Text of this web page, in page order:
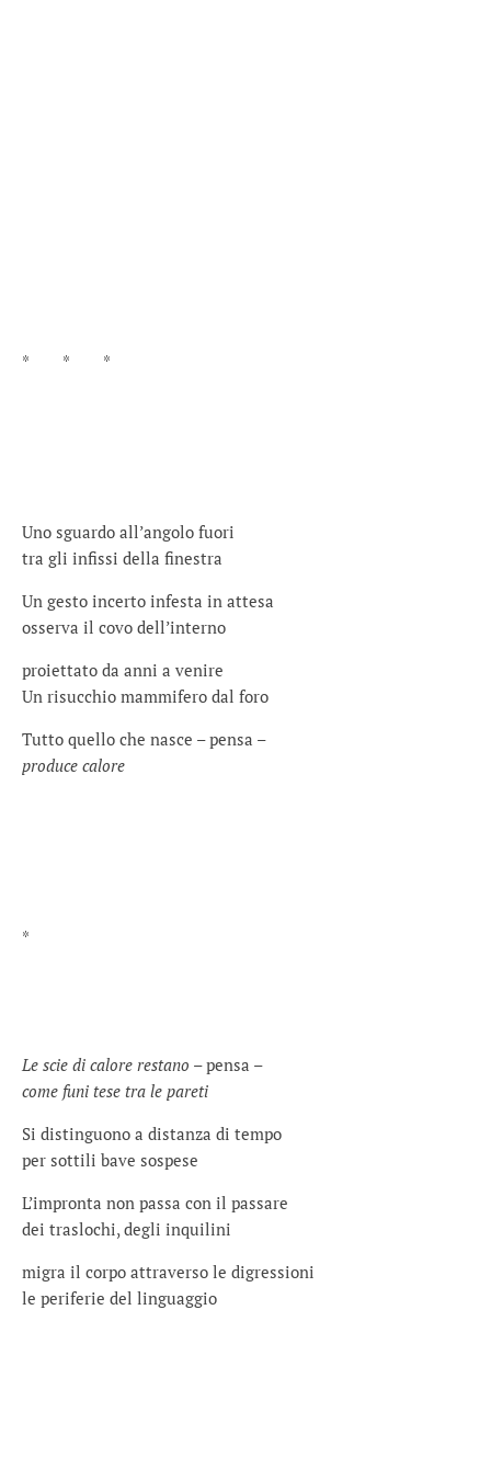
* * *
Uno sguardo all’angolo fuori
tra gli infissi della finestra
Un gesto incerto infesta in attesa
osserva il covo dell’interno
proiettato da anni a venire
Un risucchio mammifero dal foro
Tutto quello che nasce – pensa –
produce calore
*
Le scie di calore restano – pensa –
come funi tese tra le pareti
Si distinguono a distanza di tempo
per sottili bave sospese
L’impronta non passa con il passare
dei traslochi, degli inquilini
migra il corpo attraverso le digressioni
le periferie del linguaggio